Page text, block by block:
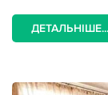
ДЕТАЛЬНІШЕ...